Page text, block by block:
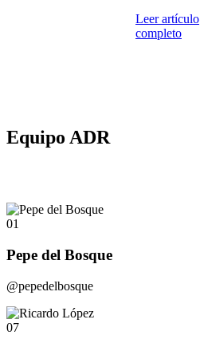
Leer artículo
completo
Equipo ADR
01
Pepe del Bosque
@pepedelbosque
07